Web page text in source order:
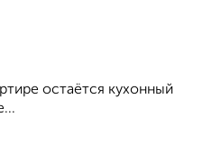
остаётся кухонный